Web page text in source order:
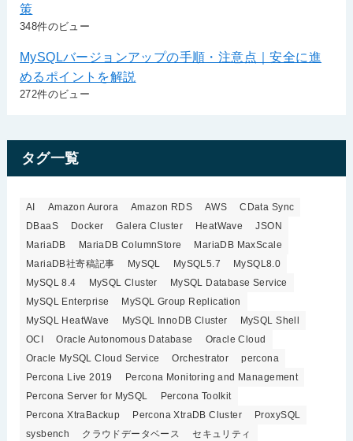
策
348件のビュー
MySQLバージョンアップの手順・注意点｜安全に進
めるポイントを解説
272件のビュー
タグ一覧
AI Amazon Aurora Amazon RDS AWS
CData Sync
DBaaS
Docker Galera Cluster HeatWave
JSON
MariaDB
MariaDB ColumnStore
MariaDB MaxScale
MariaDB社寄稿記事
MySQL MySQL5.7
MySQL8.0
MySQL 8.4
MySQL Cluster
MySQL Database Service
MySQL Enterprise
MySQL Group Replication
MySQL HeatWave
MySQL InnoDB Cluster
MySQL Shell
OCI
Oracle Autonomous Database
Oracle Cloud
Oracle MySQL Cloud Service
Orchestrator
percona
Percona Live 2019
Percona Monitoring and Management
Percona Server for MySQL
Percona Toolkit
Percona XtraBackup
Percona XtraDB Cluster
ProxySQL
sysbench
クラウドデータベース
セキュリティ